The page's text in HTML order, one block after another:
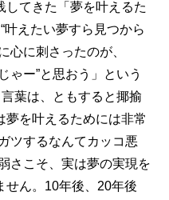
してきた「夢を叶えるた
えたい夢すら見つから
心に刺さったのが、
ゃー”と思おう」という
葉は、ともすると揶揄
夢を叶えるためには非常
ツするなんてカッコ悪
さこそ、実は夢の実現を
せん。10年後、20年後